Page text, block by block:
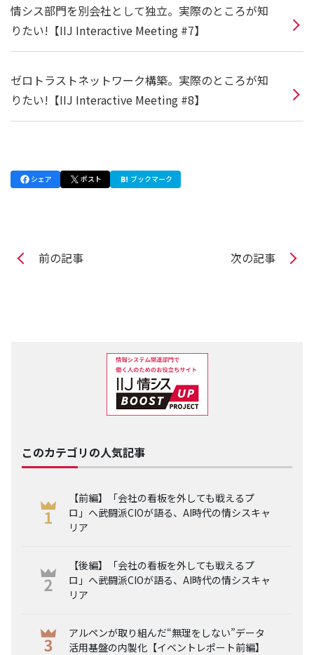
情シス部門を別会社として独立。実際のところが知
りたい!【IIJ Interactive Meeting #7】
ゼロトラストネットワーク構築。実際のところが知
りたい!【IIJ Interactive Meeting #8】
シェア ポスト ブックマーク
前の記事 次の記事
このカテゴリの人気記事
【前編】「会社の看板を外しても戦えるプ
ロ」へ――武闘派CIOが語る、AI時代の情シスキャ
リア
【後編】「会社の看板を外しても戦えるプ
ロ」へ――武闘派CIOが語る、AI時代の情シスキャ
リア
アルペンが取り組んだ“無理をしない”データ
活用基盤の内製化【イベントレポート前編】